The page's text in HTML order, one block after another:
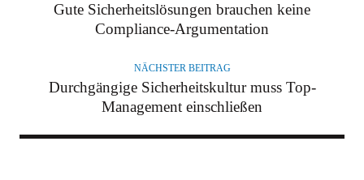
Gute Sicherheitslösungen brauchen keine
Compliance-Argumentation
NÄCHSTER BEITRAG
Durchgängige Sicherheitskultur muss Top-
Management einschließen